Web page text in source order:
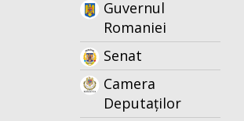
Guvernul
Romaniei
Senat
Camera
Deputaților